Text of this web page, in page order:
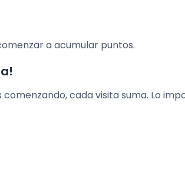
a acumular puntos.
cada visita suma. Lo